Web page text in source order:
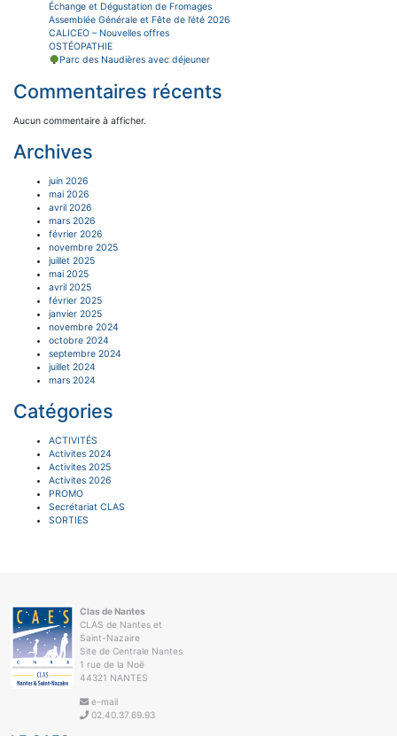
Échange et Dégustation de Fromages
Assemblée Générale et Fête de l’été 2026
CALICEO – Nouvelles offres
OSTÉOPATHIE
Parc des Naudières avec déjeuner
Commentaires récents
Aucun commentaire à afficher.
Archives
juin 2026
mai 2026
avril 2026
mars 2026
février 2026
novembre 2025
juillet 2025
mai 2025
avril 2025
février 2025
janvier 2025
novembre 2024
octobre 2024
septembre 2024
juillet 2024
mars 2024
Catégories
ACTIVITÉS
Activites 2024
Activites 2025
Activites 2026
PROMO
Secrétariat CLAS
SORTIES
Clas de Nantes
CLAS de Nantes et
Saint-Nazaire
Site de Centrale Nantes
1 rue de la Noë
44321 NANTES
e-mail
02.40.37.69.93